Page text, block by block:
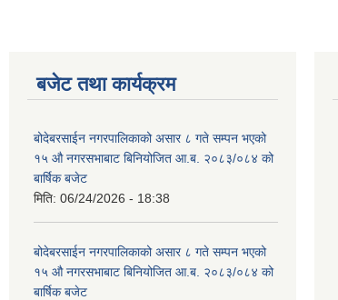
बजेट तथा कार्यक्रम
बोदेबरसाईन नगरपालिकाको असार ८ गते सम्पन भएको
१५ ‍‍‍औ नगरसभाबाट बिनियोजित आ.ब. २०८३/०८४ को
बार्षिक बजेट
मिति: 06/24/2026 - 18:38
बोदेबरसाईन नगरपालिकाको असार ८ गते सम्पन भएको
१५ ‍‍‍औ नगरसभाबाट बिनियोजित आ.ब. २०८३/०८४ को
बार्षिक बजेट